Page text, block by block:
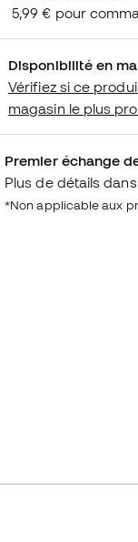
5,99 € pour
Disponibilité en
Vérifiez si ce
magasin le plus
Premier échange
Plus de détails
*Non applicable aux